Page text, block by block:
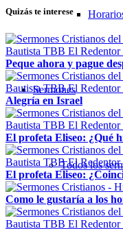
Sermones
Todos los
Quizás te interese
Peque ahora y pague
Alegría en Israel
El profeta Eliseo: ¿Qué
El profeta Eliseo:
Como le gustaría a los